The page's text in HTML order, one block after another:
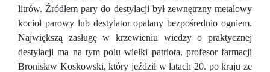
litrów. Źródłem pary do destylacji był zewnętrzny metalowy
kocioł parowy lub destylator opalany bezpośrednio ogniem.
Największą zasługę w krzewieniu wiedzy o praktycznej
destylacji ma na tym polu wielki patriota, profesor farmacji
Bronisław Koskowski, który jeździł w latach 20. po kraju ze